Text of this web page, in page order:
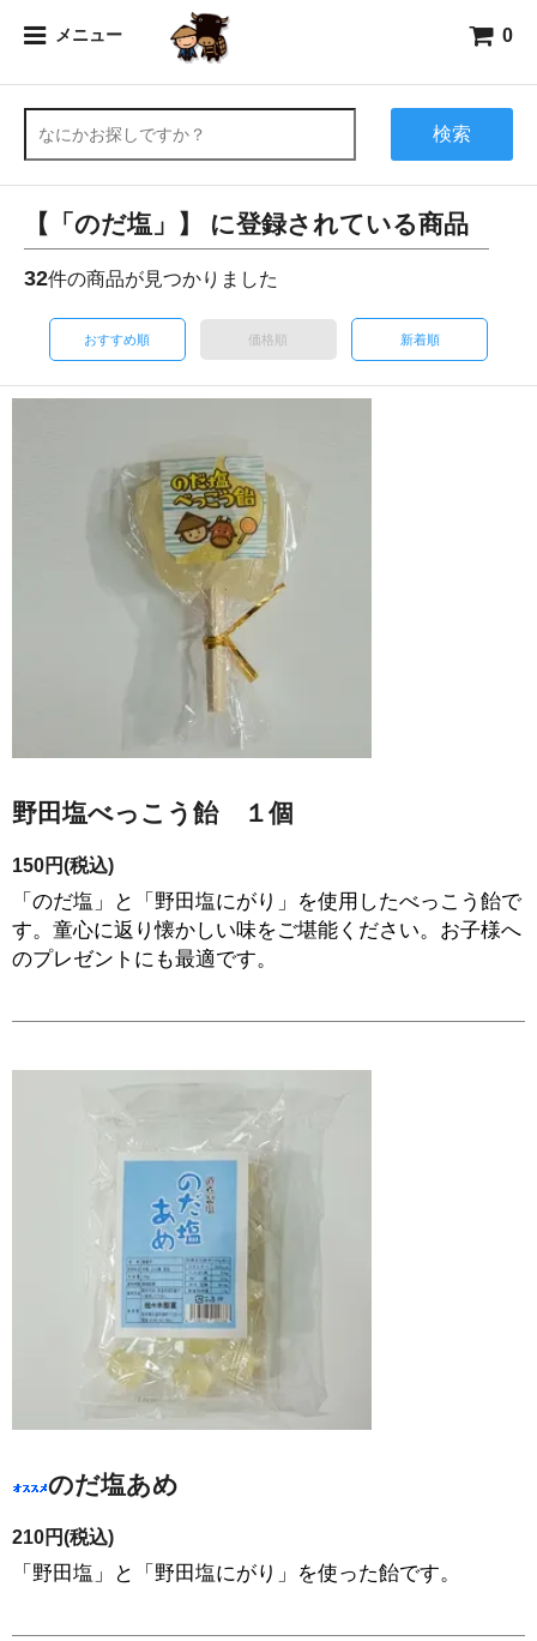
メニュー 0
検索
【「のだ塩」】 に登録されている商品
32件の商品が見つかりました
おすすめ順 価格順 新着順
野田塩べっこう飴 １個
150円(税込)
「のだ塩」と「野田塩にがり」を使用したべっこう飴で
す。童心に返り懐かしい味をご堪能ください。お子様へ
のプレゼントにも最適です。
のだ塩あめ
210円(税込)
「野田塩」と「野田塩にがり」を使った飴です。